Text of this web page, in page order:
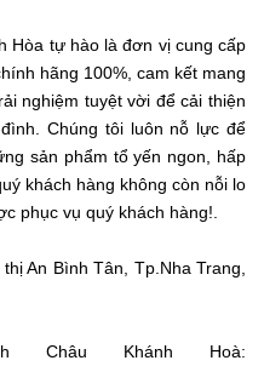
Hòa tự hào là đơn vị cung cấp
hãng 100%, cam kết mang
nghiệm tuyệt vời để cải thiện
Chúng tôi luôn nỗ lực để
sản phẩm tổ yến ngon, hấp
khách hàng không còn nỗi lo
phục vụ quý khách hàng!.
An Bình Tân, Tp.Nha Trang,
Châu Khánh Hoà: